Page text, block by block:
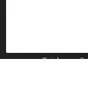
JACOBY-
Teichweg 2